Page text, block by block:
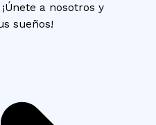
a nosotros y
sueños!